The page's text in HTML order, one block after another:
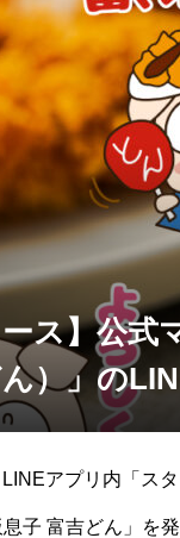
ース】公
）」の
富吉どん
アプリ内「ス
息子 富吉どん」を